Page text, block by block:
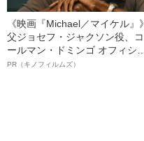
《映画『Michael／マイケル』》
父ジョセフ・ジャクソン役、コ
ールマン・ドミンゴ オフィシャ
ルインタビュー“観客を魅了した
PR（キノフィルムズ）